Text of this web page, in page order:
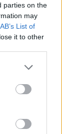
parties on the
may
List of
it to other
Google
may click to
tags to
Google
Iliad di